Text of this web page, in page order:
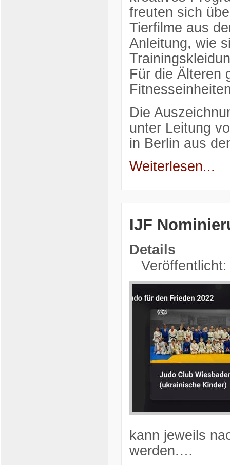
freuten sich
Tierfilme aus
Anleitung, wie
Für die Älteren
Die
unter Leitung
in Berlin aus
Weiterlesen...
IJF
Details
kann jeweils
werden.…